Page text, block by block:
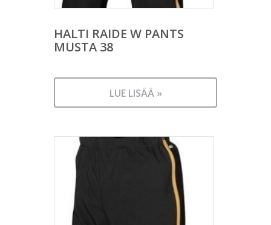
HALTI RAIDE W PANTS
MUSTA 38
LUE LISÄÄ »